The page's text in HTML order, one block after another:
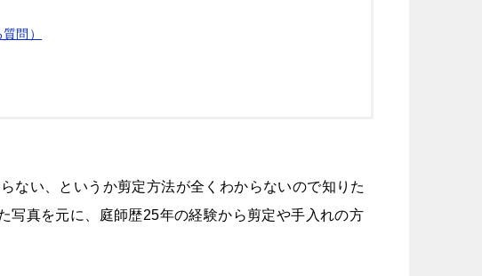
問）
ない、というか剪定方法が全くわからないので知りた
写真を元に、庭師歴25年の経験から剪定や手入れの方